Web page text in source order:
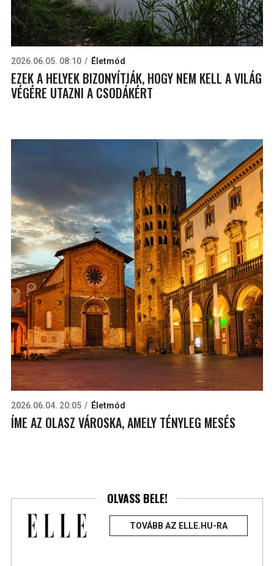
2026.06.05. 08:10 Életmód
EZEK A HELYEK BIZONYÍTJÁK, HOGY NEM KELL A VILÁG
VÉGÉRE UTAZNI A CSODÁKÉRT
2026.06.04. 20:05 Életmód
ÍME AZ OLASZ VÁROSKA, AMELY TÉNYLEG MESÉS
OLVASS BELE!
TOVÁBB AZ ELLE.HU-RA